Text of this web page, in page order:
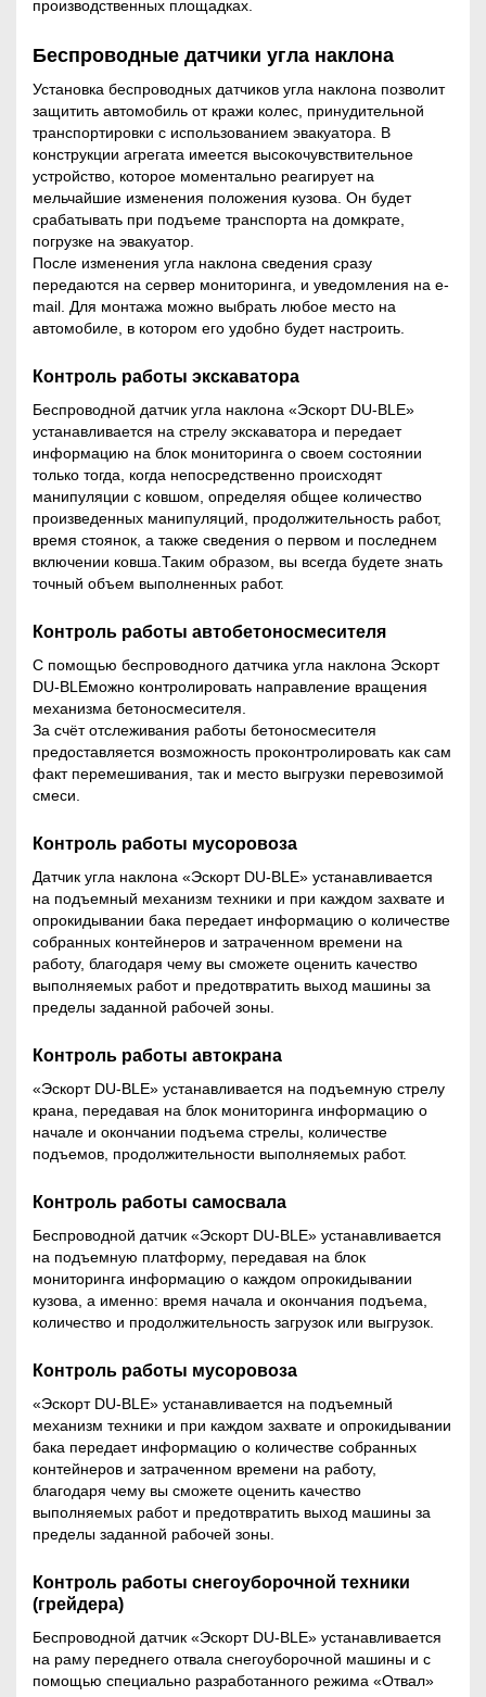
производственных площадках.
Беспроводные датчики угла наклона
Установка беспроводных датчиков угла наклона позволит
защитить автомобиль от кражи колес, принудительной
транспортировки с использованием эвакуатора. В
конструкции агрегата имеется высокочувствительное
устройство, которое моментально реагирует на
мельчайшие изменения положения кузова. Он будет
срабатывать при подъеме транспорта на домкрате,
погрузке на эвакуатор.
После изменения угла наклона сведения сразу
передаются на сервер мониторинга, и уведомления на е-
mail. Для монтажа можно выбрать любое место на
автомобиле, в котором его удобно будет настроить.
Контроль работы экскаватора
Беспроводной датчик угла наклона «Эскорт DU-BLE»
устанавливается на стрелу экскаватора и передает
информацию на блок мониторинга о своем состоянии
только тогда, когда непосредственно происходят
манипуляции с ковшом, определяя общее количество
произведенных манипуляций, продолжительность работ,
время стоянок, а также сведения о первом и последнем
включении ковша.Таким образом, вы всегда будете знать
точный объем выполненных работ.
Контроль работы автобетоносмесителя
С помощью беспроводного датчика угла наклона Эскорт
DU-BLEможно контролировать направление вращения
механизма бетоносмесителя.
За счёт отслеживания работы бетоносмесителя
предоставляется возможность проконтролировать как сам
факт перемешивания, так и место выгрузки перевозимой
смеси.
Контроль работы мусоровоза
Датчик угла наклона «Эскорт DU-BLE» устанавливается
на подъемный механизм техники и при каждом захвате и
опрокидывании бака передает информацию о количестве
собранных контейнеров и затраченном времени на
работу, благодаря чему вы сможете оценить качество
выполняемых работ и предотвратить выход машины за
пределы заданной рабочей зоны.
Контроль работы автокрана
«Эскорт DU-BLE» устанавливается на подъемную стрелу
крана, передавая на блок мониторинга информацию о
начале и окончании подъема стрелы, количестве
подъемов, продолжительности выполняемых работ.
Контроль работы самосвала
Беспроводной датчик «Эскорт DU-BLE» устанавливается
на подъемную платформу, передавая на блок
мониторинга информацию о каждом опрокидывании
кузова, а именно: время начала и окончания подъема,
количество и продолжительность загрузок или выгрузок.
Контроль работы мусоровоза
«Эскорт DU-BLE» устанавливается на подъемный
механизм техники и при каждом захвате и опрокидывании
бака передает информацию о количестве собранных
контейнеров и затраченном времени на работу,
благодаря чему вы сможете оценить качество
выполняемых работ и предотвратить выход машины за
пределы заданной рабочей зоны.
Контроль работы снегоуборочной техники
(грейдера)
Беспроводной датчик «Эскорт DU-BLE» устанавливается
на раму переднего отвала снегоуборочной машины и с
помощью специально разработанного режима «Отвал»